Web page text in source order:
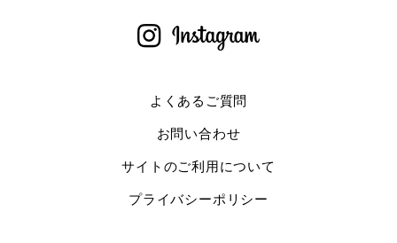
よくあるご質問
お問い合わせ
サイトのご利用について
プライバシーポリシー